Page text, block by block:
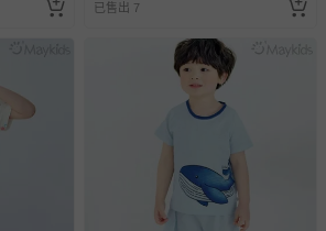
已售出 7